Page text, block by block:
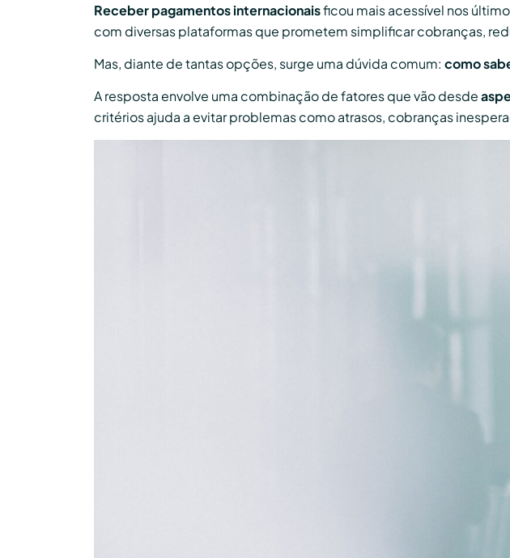
Receber pagamentos internacionaisficou mais acessível nos
com diversas plataformas que prometem simplificar cobranças,
Mas, diante de tantas opções, surge uma dúvida comum: como
A resposta envolve uma combinação de fatores que vão desde
critérios ajuda a evitar problemas como atrasos, cobranças